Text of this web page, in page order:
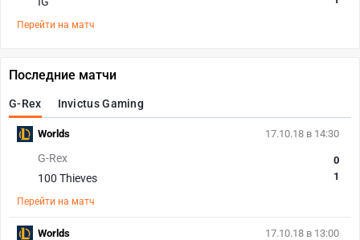
Перейти на матч
Последние матчи
G-Rex Invictus Gaming
17.10.18 в 14:30
G-Rex
100 Thieves
0
1
Перейти на матч
Worlds
17.10.18 в 13:00
Worlds